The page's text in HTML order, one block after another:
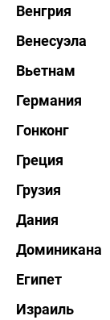
Венгрия
Венесуэла
Вьетнам
Германия
Гонконг
Греция
Грузия
Дания
Доминикана
Египет
Израиль